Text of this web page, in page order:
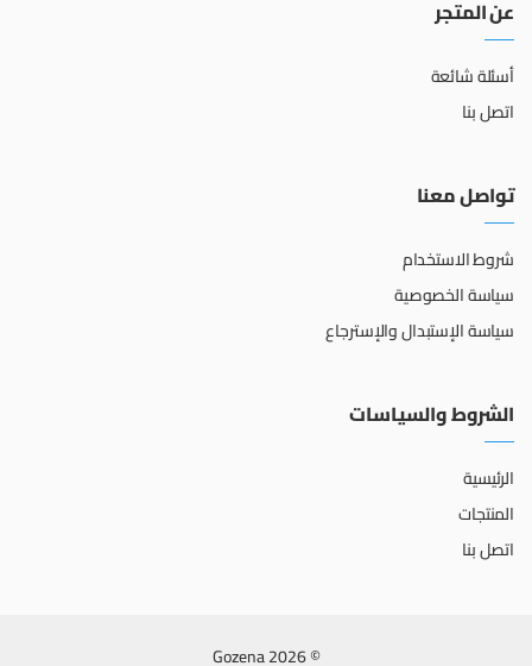
عن المتجر
أسئلة شائعة
اتصل بنا
تواصل معنا
شروط الاستخدام
سياسة الخصوصية
سياسة الإستبدال والإسترجاع
الشروط والسياسات
الرئيسية
المنتجات
اتصل بنا
© 2026 Gozena